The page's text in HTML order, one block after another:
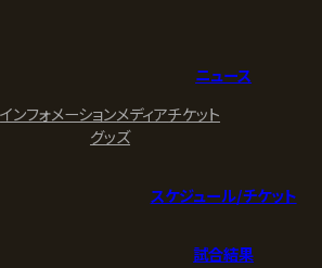
ニュース
インフォメーションメディアチケット
グッズ
スケジュール/チケット
試合結果